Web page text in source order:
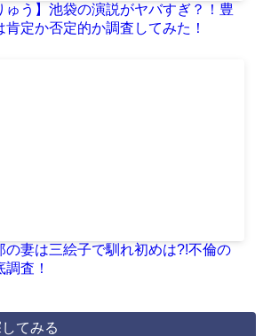
ゅう】池袋の演説がヤバすぎ？！豊
肯定か否定的か調査してみた！
の妻は三絵子で馴れ初めは?!不倫の
査！
てみる